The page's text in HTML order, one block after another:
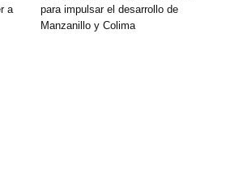
a
para impulsar el desarrollo de
Manzanillo y Colima